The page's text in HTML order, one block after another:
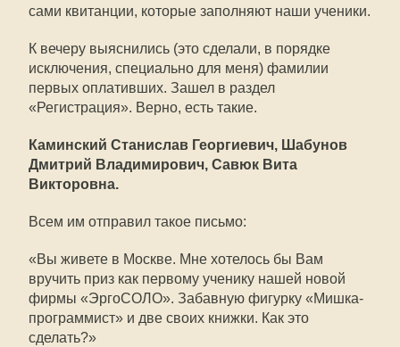
сами квитанции, которые заполняют наши ученики.
К вечеру выяснились (это сделали, в порядке
исключения, специально для меня) фамилии
первых оплативших. Зашел в раздел
«Регистрация». Верно, есть такие.
Каминский Станислав Георгиевич, Шабунов
Дмитрий Владимирович, Савюк Вита
Викторовна.
Всем им отправил такое письмо:
«Вы живете в Москве. Мне хотелось бы Вам
вручить приз как первому ученику нашей новой
фирмы «ЭргоСОЛО». Забавную фигурку «Мишка-
программист» и две своих книжки. Как это
сделать?»